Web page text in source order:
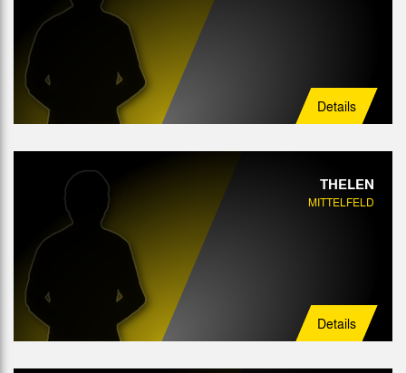
Details
THELEN
MITTELFELD
Details